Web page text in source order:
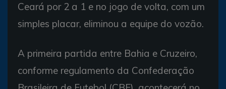
Ceará por 2 a 1 e no jogo de volta, com um
simples placar, eliminou a equipe do vozão.
A primeira partida entre Bahia e Cruzeiro,
conforme regulamento da Confederação